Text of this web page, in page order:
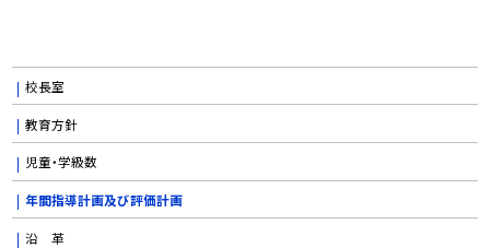
校長室
教育方針
児童・学級数
年間指導計画及び評価計画
沿 革